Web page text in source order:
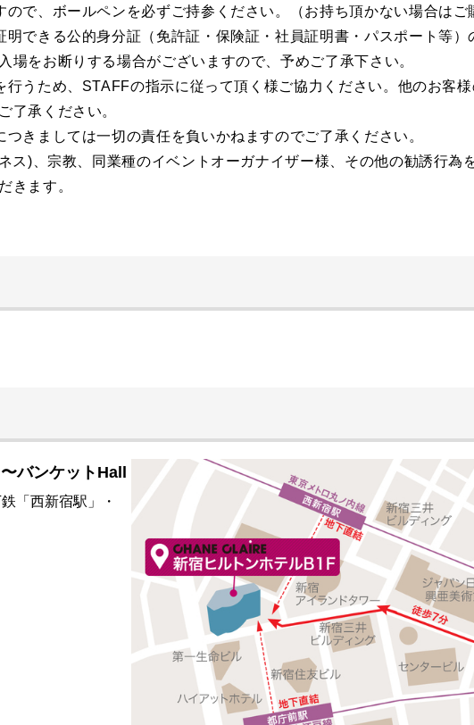
で、ボールペンを必ずご持参ください。（お持ち頂かない場合はご
明できる公的身分証（免許証・保険証・社員証明書・パスポート等
場をお断りする場合がございますので、予めご了承下さい。
行うため、STAFFの指示に従って頂く様ご協力ください。他のお客
了承ください。
きましては一切の責任を負いかねますのでご了承ください。
ス)、宗教、同業種のイベントオーガナイザー様、その他の勧誘行為
きます。
バンケットHall
「西新宿駅」・